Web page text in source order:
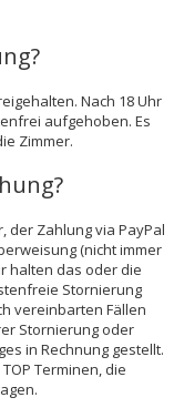
Nach 18 Uhr
aufgehoben. Es
Zimmer.
der Zahlung via PayPal
(nicht immer
halten das oder die
Stornierung
vereinbarten Fällen
Stornierung oder
in Rechnung gestellt.
Terminen, die